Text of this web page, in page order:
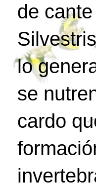
de
lo
se
cardo